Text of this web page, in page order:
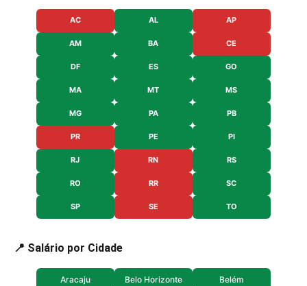
AC AL AP
AM BA CE
DF ES GO
MA MT MS
MG PA PB
PR PE PI
RJ RN RS
RO RR SC
SP SE TO
📍 Salário por Cidade
Aracaju Belo Horizonte Belém